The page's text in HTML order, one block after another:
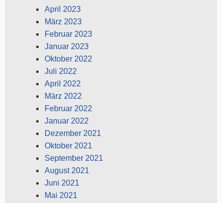
April 2023
März 2023
Februar 2023
Januar 2023
Oktober 2022
Juli 2022
April 2022
März 2022
Februar 2022
Januar 2022
Dezember 2021
Oktober 2021
September 2021
August 2021
Juni 2021
Mai 2021